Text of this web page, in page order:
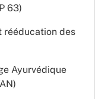
63)
rééducation des
Ayurvédique